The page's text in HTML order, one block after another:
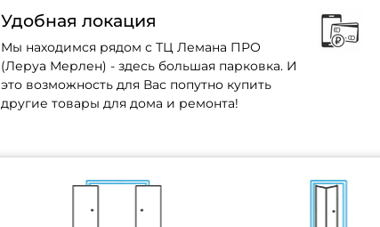
Удобная локация
Мы находимся рядом с ТЦ Лемана ПРО
(Леруа Мерлен) - здесь большая парковка. И
это возможность для Вас попутно купить
другие товары для дома и ремонта!